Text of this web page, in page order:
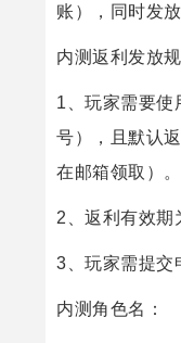
账），同时发
内测返利发放规
1、玩家需要使
号），且默认
在邮箱领取）。
2、返利有效期
3、玩家需提交
内测角色名：